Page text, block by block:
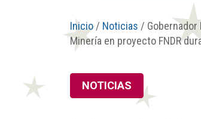
Inicio/ Noticias /
Minería en proyecto FNDR
NOTICIAS